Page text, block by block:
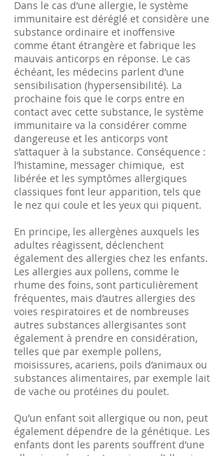
Dans le cas d’une allergie, le système
immunitaire est déréglé et considère une
substance ordinaire et inoffensive
comme étant étrangère et fabrique les
mauvais anticorps en réponse. Le cas
échéant, les médecins parlent d’une
sensibilisation (hypersensibilité). La
prochaine fois que le corps entre en
contact avec cette substance, le système
immunitaire va la considérer comme
dangereuse et les anticorps vont
s’attaquer à la substance. Conséquence :
l’histamine, messager chimique, est
libérée et les symptômes allergiques
classiques font leur apparition, tels que
le nez qui coule et les yeux qui piquent.
En principe, les allergènes auxquels les
adultes réagissent, déclenchent
également des allergies chez les enfants.
Les allergies aux pollens, comme le
rhume des foins, sont particulièrement
fréquentes, mais d’autres allergies des
voies respiratoires et de nombreuses
autres substances allergisantes sont
également à prendre en considération,
telles que par exemple pollens,
moisissures, acariens, poils d’animaux ou
substances alimentaires, par exemple lait
de vache ou protéines du poulet.
Qu’un enfant soit allergique ou non, peut
également dépendre de la génétique. Les
enfants dont les parents souffrent d’une